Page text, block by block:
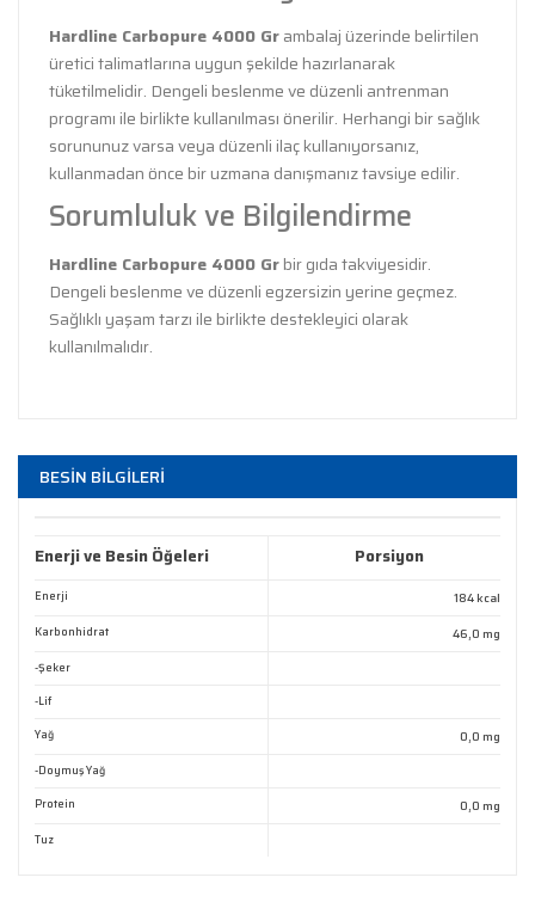
Hardline Carbopure 4000 Grambalaj üzerinde belirtilen
üretici talimatlarına uygun şekilde hazırlanarak
tüketilmelidir. Dengeli beslenme ve düzenli antrenman
programı ile birlikte kullanılması önerilir. Herhangi bir sağlık
sorununuz varsa veya düzenli ilaç kullanıyorsanız,
kullanmadan önce bir uzmana danışmanız tavsiye edilir.
Sorumluluk ve Bilgilendirme
Hardline Carbopure 4000 Grbir gıda takviyesidir.
Dengeli beslenme ve düzenli egzersizin yerine geçmez.
Sağlıklı yaşam tarzı ile birlikte destekleyici olarak
kullanılmalıdır.
Bu ürüne ilk yorumu siz yapın!
diğer konularda yetersiz gördüğünüz noktaları öneri
formunu kullanarak tarafımıza iletebilirsiniz.
Görüş ve önerileriniz için teşekkür ederiz.
Ürün resmi kalitesiz, bozuk veya görüntülenemiyor.
BESİN BİLGİLERİ
Enerji ve Besin Öğeleri Porsiyon
Enerji 184 kcal
Karbonhidrat 46,0 mg
-Şeker
-Lif
Yağ
0,0 mg
-Doymuş Yağ
Protein
0,0 mg
Tuz